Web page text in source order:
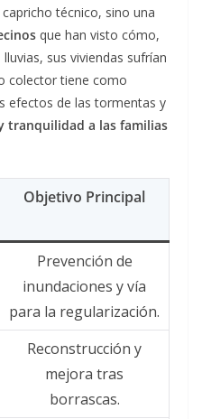
técnico, sino una
que han visto cómo,
sus viviendas sufrían
colector tiene como
efectos de las tormentas y
tranquilidad a las familias
Objetivo Principal
Prevención de
inundaciones y vía
para la regularización.
Reconstrucción y
mejora tras
borrascas.